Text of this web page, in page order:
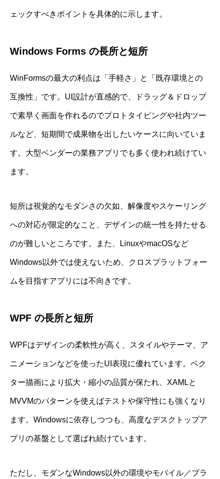
ェックすべきポイントを具体的に示します。
Windows Forms の長所と短所
WinFormsの最大の利点は「手軽さ」と「既存環境との
互換性」です。UI設計が直感的で、ドラッグ＆ドロップ
で素早く画面を作れるのでプロトタイピングや社内ツー
ルなど、短期間で成果物を出したいケースに向いていま
す。大型ベンダーの業務アプリでも多く使われ続けてい
ます。
短所は視覚的なモダンさの欠如、解像度やスケーリング
への対応が限定的なこと、デザインの統一性を持たせる
のが難しいところです。また、LinuxやmacOSなど
Windows以外では使えないため、クロスプラットフォー
ムを目指すアプリには不向きです。
WPF の長所と短所
WPFはデザインの柔軟性が高く、スタイルやテーマ、ア
ニメーションなどを使ったUI表現に優れています。ベク
ター描画により拡大・縮小の品質が保たれ、XAMLと
MVVMのパターンを使えばテストや保守性にも強くなり
ます。Windowsに依存しつつも、高度なデスクトップア
プリの基盤として選ばれ続けています。
ただし、モダンなWindows以外の環境やモバイル／ブラ